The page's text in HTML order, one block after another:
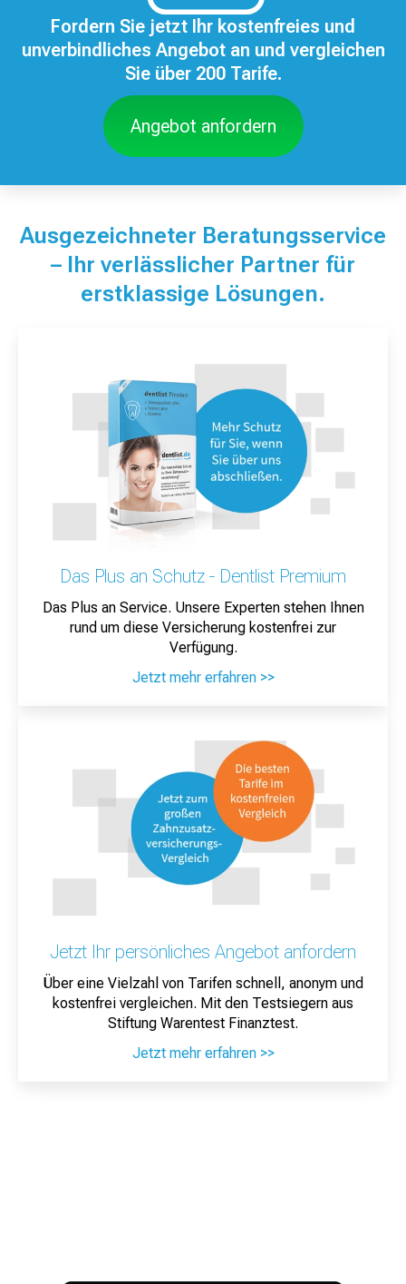
Fordern Sie jetzt Ihr kostenfreies und
unverbindliches Angebot an und vergleichen
Sie über 200 Tarife.
Angebot anfordern
Ausgezeichneter Beratungsservice
– Ihr verlässlicher Partner für
erstklassige Lösungen.
Das Plus an Schutz - Dentlist Premium
Das Plus an Service. Unsere Experten stehen Ihnen
rund um diese Versicherung kostenfrei zur
Verfügung.
Jetzt mehr erfahren >>
Jetzt Ihr persönliches Angebot anfordern
Über eine Vielzahl von Tarifen schnell, anonym und
kostenfrei vergleichen. Mit den Testsiegern aus
Stiftung Warentest Finanztest.
Jetzt mehr erfahren >>